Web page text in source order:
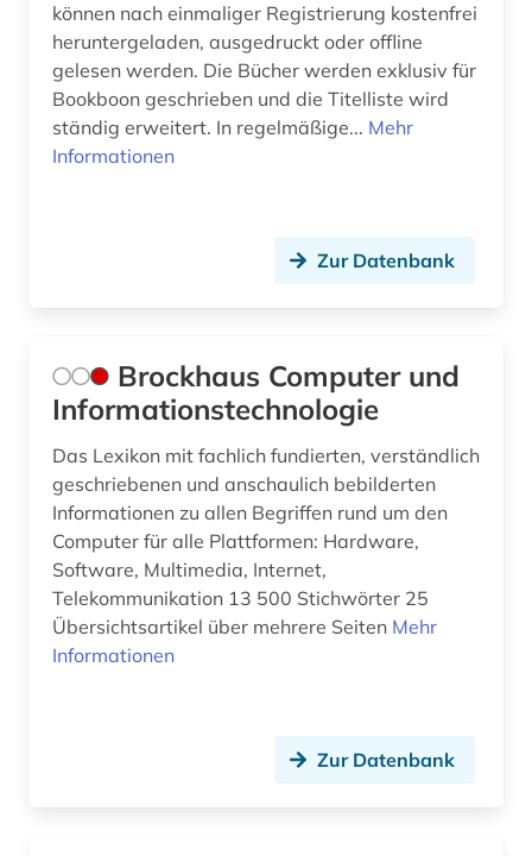
lehrfilm (1)
lehrfilme (1)
lehrmittel (1)
lineare statistik (1)
linguistic (1)
literaturproduktion (1)
lithografie (1)
lokales netz (1)
luftfahrttechnik (1)
maker (2)
markenregister (1)
können nach einmaliger Registrierung kostenfrei
heruntergeladen, ausgedruckt oder offline
gelesen werden. Die Bücher werden exklusiv für
Bookboon geschrieben und die Titelliste wird
ständig erweitert. In regelmäßige... Mehr
Informationen
Zur Datenbank
Brockhaus Computer und
Informationstechnologie
Das Lexikon mit fachlich fundierten, verständlich
geschriebenen und anschaulich bebilderten
Informationen zu allen Begriffen rund um den
Computer für alle Plattformen: Hardware,
Software, Multimedia, Internet,
Telekommunikation 13 500 Stichwörter 25
Übersichtsartikel über mehrere Seiten Mehr
Informationen
Zur Datenbank